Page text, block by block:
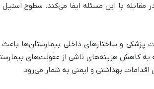
با این مسئله ایفا می‌کند. سطوح
پزشکی و ساختارهای داخلی بیمارستان‌ها
به کاهش هزینه‌های ناشی از عفونت‌های
بهداشتی و ایمنی به شمار می‌رود.